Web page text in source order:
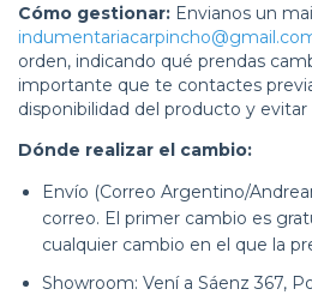
Cómo gestionar: Envianos un
orden, indicando qué prendas
importante que te contactes
disponibilidad del producto y
Dónde realizar el cambio:
Envío (Correo Argentino/
correo. El primer cambio es
cualquier cambio en el que la
Showroom: Vení a Sáenz 367,